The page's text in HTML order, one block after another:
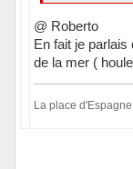
@ Roberto
En fait je parlais
de la mer (
La place d'Espagne